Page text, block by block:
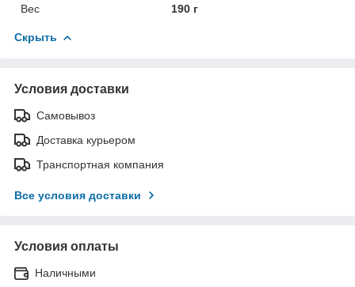
Вес
190 г
Скрыть
Условия доставки
Самовывоз
Доставка курьером
Транспортная компания
Все условия доставки
Условия оплаты
Наличными